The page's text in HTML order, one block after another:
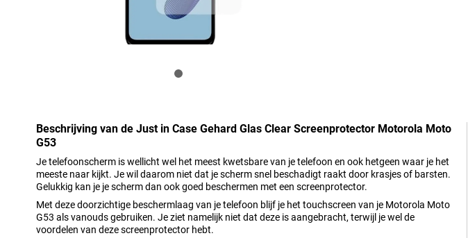
Beschrijving van de Just in Case Gehard Glas Clear Screenprotector Motorola Moto
G53
Je telefoonscherm is wellicht wel het meest kwetsbare van je telefoon en ook hetgeen waar je het
meeste naar kijkt. Je wil daarom niet dat je scherm snel beschadigt raakt door krasjes of barsten.
Gelukkig kan je je scherm dan ook goed beschermen met een screenprotector.
Met deze doorzichtige beschermlaag van je telefoon blijf je het touchscreen van je Motorola Moto
G53 als vanouds gebruiken. Je ziet namelijk niet dat deze is aangebracht, terwijl je wel de
voordelen van deze screenprotector hebt.